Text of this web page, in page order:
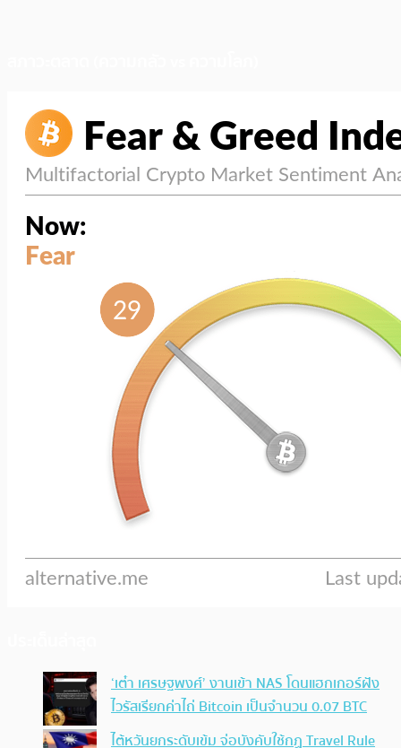
‘เต๋า เศรษฐพงศ์’ งานเข้า NAS โดนแฮกเกอร์ฝัง
ไวรัสเรียกค่าไถ่ Bitcoin เป็นจำนวน 0.07 BTC
ไต้หวันยกระดับเข้ม จ่อบังคับใช้กฏ Travel Rule